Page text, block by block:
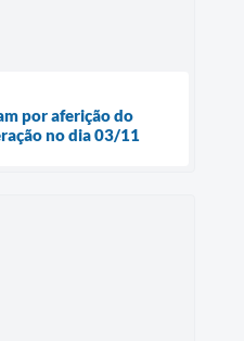
por aferição do
no dia 03/11